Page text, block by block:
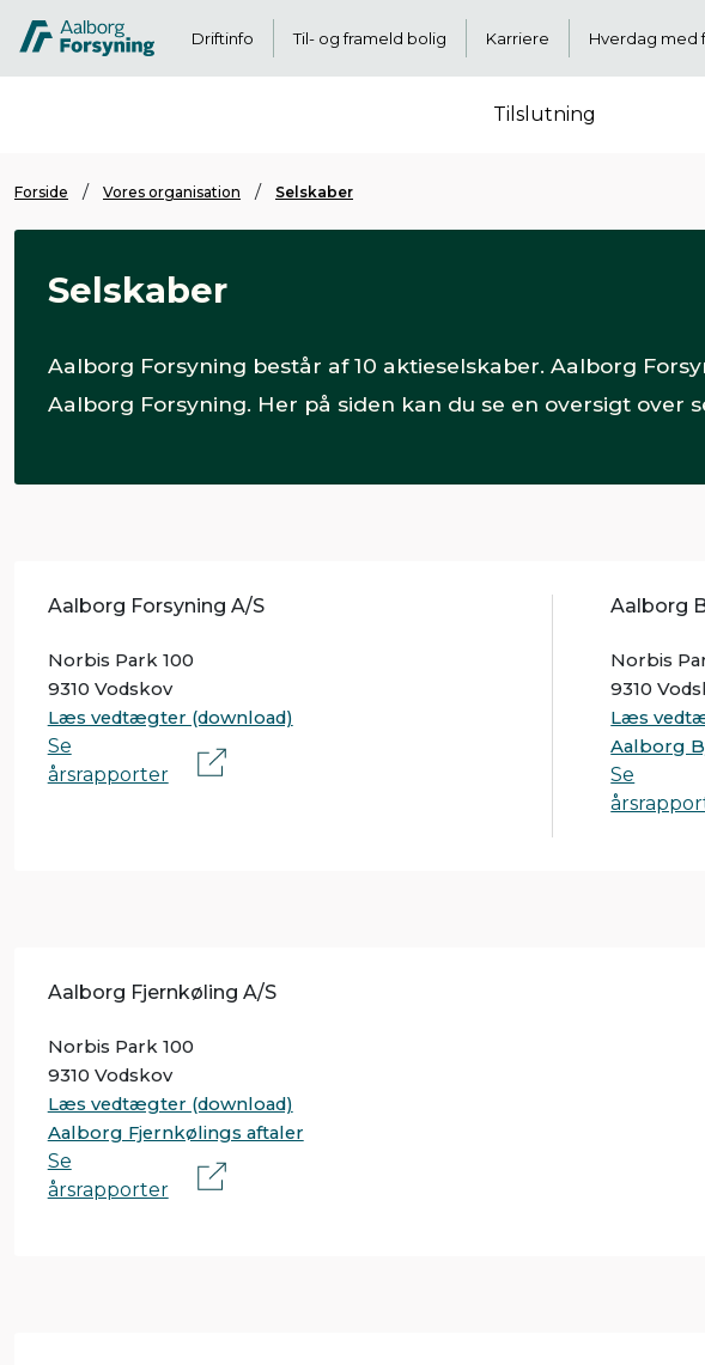
Driftinfo Til- og frameld bolig Karriere Hverdag med
Tilslutning
Forside Vores organisation Selskaber
Selskaber
Aalborg Forsyning består af 10 aktieselskaber. Aalborg
Aalborg Forsyning. Her på siden kan du se en oversigt
Aalborg Forsyning A/S
Norbis Park 100
9310 Vodskov
Læs vedtægter (download)
Se
årsrapporter
Aalborg
Norbis
9310
Læs
Aalborg
Se
Aalborg Fjernkøling A/S
Norbis Park 100
9310 Vodskov
Læs vedtægter (download)
Aalborg Fjernkølings aftaler
Se
årsrapporter